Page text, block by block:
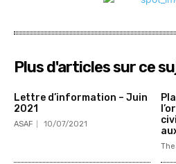
Plus d'articles sur ce
Lettre d’information – Juin
2021
ASAF 10/07/2021